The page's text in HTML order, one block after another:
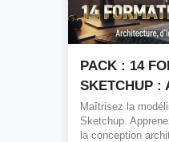
PACK : 14
SKETCHUP :
d’Intérieur &
Réaliste
Maîtrisez la
Sketchup.
la conception